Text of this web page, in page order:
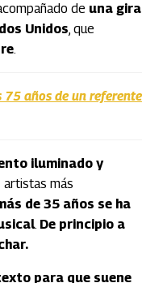
de una gira
Unidos, que
.
75 años de un referente
iluminado y
artistas más
de 35 años se ha
. De principio a
para que suene